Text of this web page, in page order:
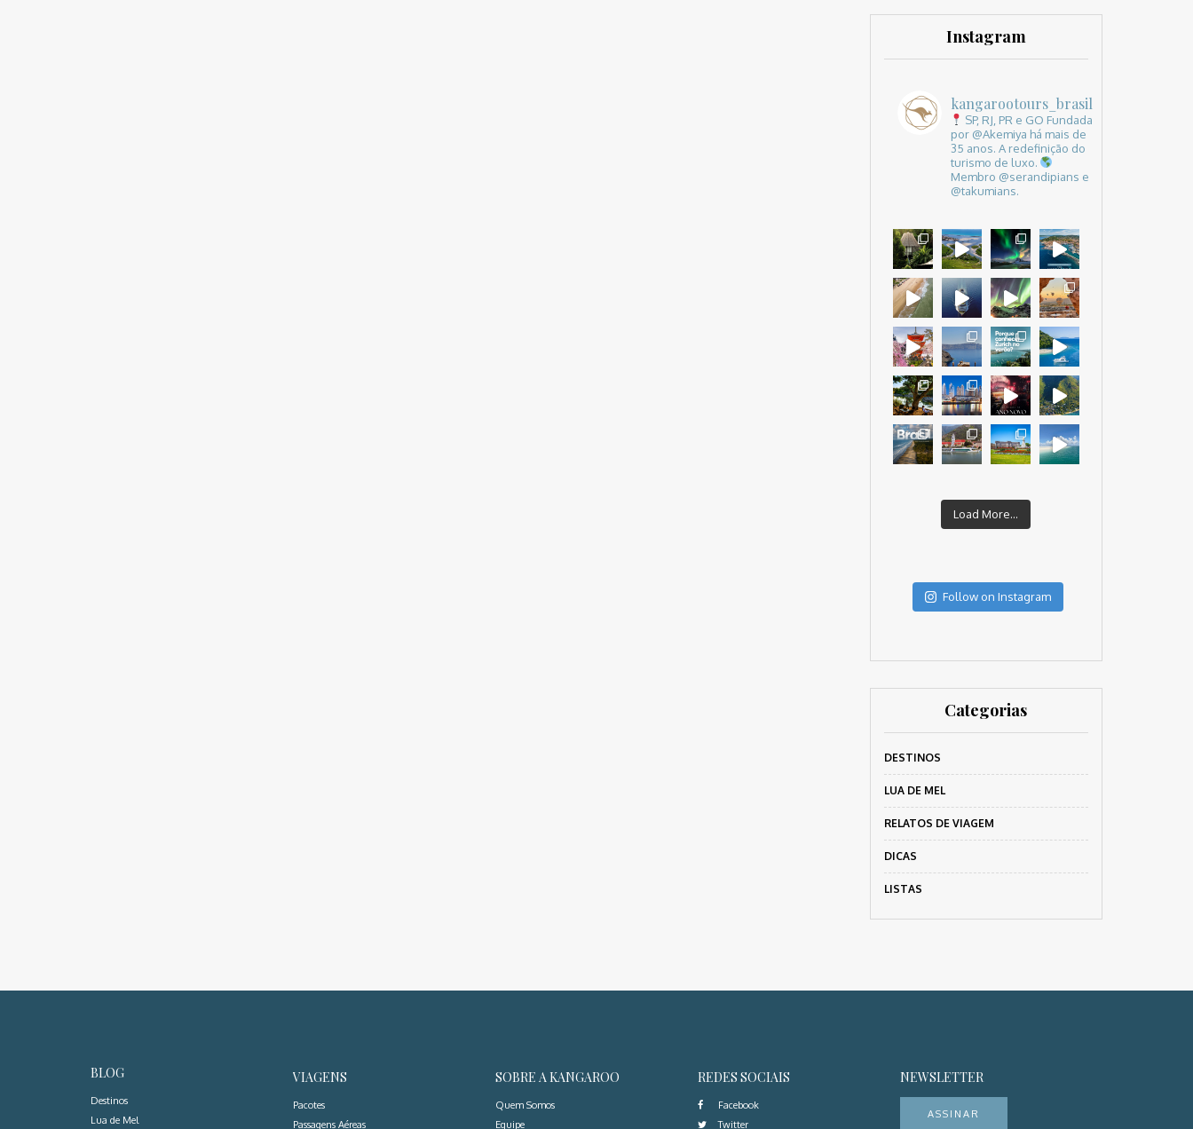
Instagram
kangarootours_brasil
SP, RJ, PR e GO Fundada
por @Akemiya há mais de
35 anos. A redefinição do
turismo de luxo.
Membro @serandipians e
@takumians.
Load More...
Follow on Instagram
Categorias
DESTINOS
LUA DE MEL
RELATOS DE VIAGEM
DICAS
LISTAS
BLOG
Destinos
Lua de Mel
VIAGENS
Pacotes
Passagens Aéreas
SOBRE A KANGAROO
Quem Somos
Equipe
REDES SOCIAIS
Facebook
Twitter
NEWSLETTER
ASSINAR